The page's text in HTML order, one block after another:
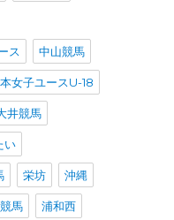
ス 中山競馬
女子ユースU-18
井競馬
い
栄坊 沖縄
馬 浦和西